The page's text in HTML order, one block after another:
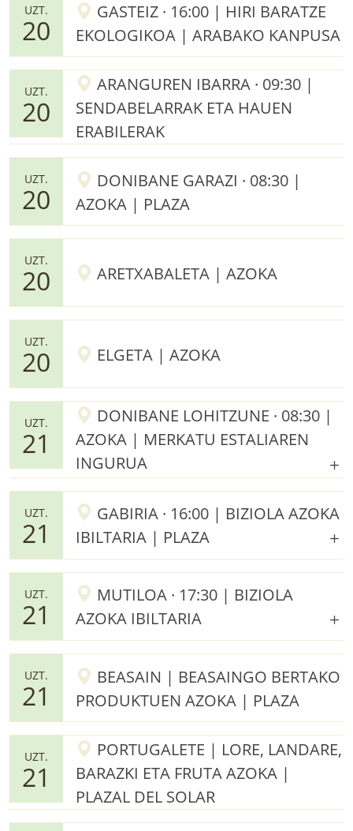
UZT.
20
GASTEIZ · 16:00 | HIRI BARATZE
EKOLOGIKOA | ARABAKO KANPUSA
UZT.
20
ARANGUREN IBARRA · 09:30 |
SENDABELARRAK ETA HAUEN
ERABILERAK
UZT.
20
DONIBANE GARAZI · 08:30 |
AZOKA | PLAZA
UZT.
20 ARETXABALETA | AZOKA
UZT.
20 ELGETA | AZOKA
UZT.
21
DONIBANE LOHITZUNE · 08:30 |
AZOKA | MERKATU ESTALIAREN
INGURUA
UZT.
21
GABIRIA · 16:00 | BIZIOLA AZOKA
IBILTARIA | PLAZA
UZT.
21
MUTILOA · 17:30 | BIZIOLA
AZOKA IBILTARIA
UZT.
21
BEASAIN | BEASAINGO BERTAKO
PRODUKTUEN AZOKA | PLAZA
UZT.
21
PORTUGALETE | LORE, LANDARE,
BARAZKI ETA FRUTA AZOKA |
PLAZAL DEL SOLAR